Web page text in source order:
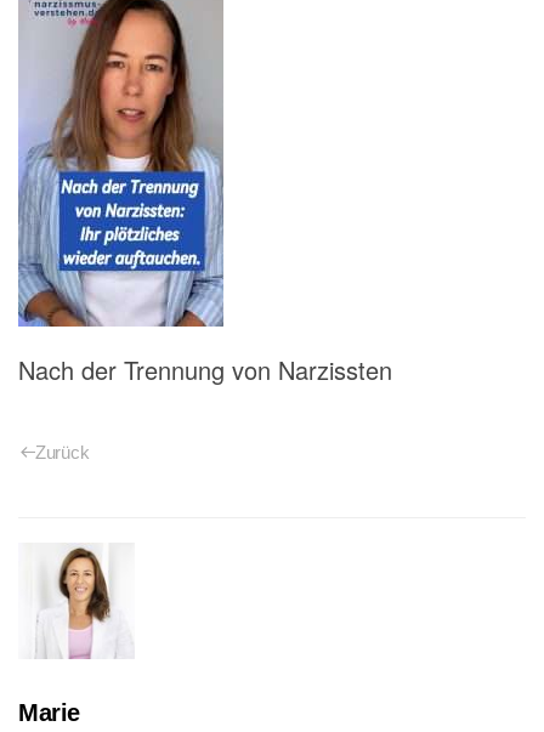
Nach der Trennung von Narzissten
Zurück
Marie